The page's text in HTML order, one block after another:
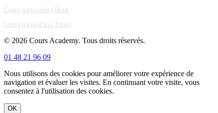
Cours particuliers Brest
Cours particuliers Tours
© 2026 Cours Academy. Tous droits réservés.
01 48 21 96 09
Nous utilisons des cookies pour améliorer votre expérience de
navigation et évaluer les visites. En continuant votre visite, vous
consentez à l'utilisation des cookies.
OK